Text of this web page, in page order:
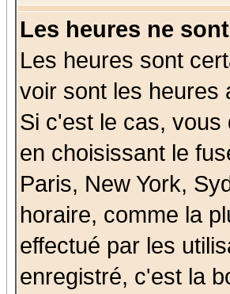
Les heures ne
Les heures sont
voir sont les heures
Si c'est le cas,
en choisissant le
Paris, New York,
horaire, comme la
effectué par les
enregistré, c'est la